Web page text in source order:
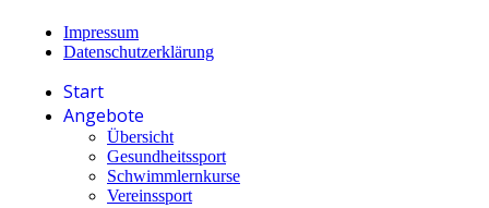
Impressum
Datenschutzerklärung
Start
Angebote
Übersicht
Gesundheitssport
Schwimmlernkurse
Vereinssport